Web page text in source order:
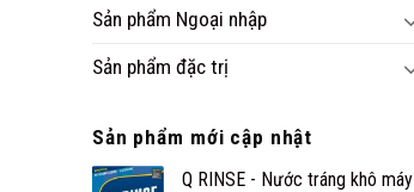
Sản phẩm Ngoại nhập
Sản phẩm đặc trị
Sản phẩm mới cập nhật
Q RINSE - Nước tráng khô máy